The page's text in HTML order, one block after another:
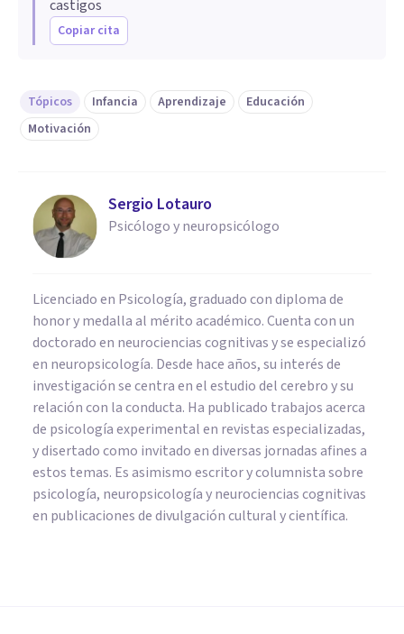
castigos
Copiar cita
Tópicos Infancia Aprendizaje
Educación
Motivación
Sergio Lotauro
Psicólogo y neuropsicólogo
Licenciado en Psicología, graduado con diploma de
honor y medalla al mérito académico. Cuenta con un
doctorado en neurociencias cognitivas y se especializó
en neuropsicología. Desde hace años, su interés de
investigación se centra en el estudio del cerebro y su
relación con la conducta. Ha publicado trabajos acerca
de psicología experimental en revistas especializadas,
y disertado como invitado en diversas jornadas afines a
estos temas. Es asimismo escritor y columnista sobre
psicología, neuropsicología y neurociencias cognitivas
en publicaciones de divulgación cultural y científica.